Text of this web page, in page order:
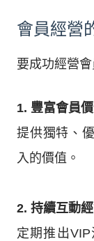
會員經營
要成功經營
1. 豐富會員
提供獨特、
入的價值。
2. 持續互動
定期推出